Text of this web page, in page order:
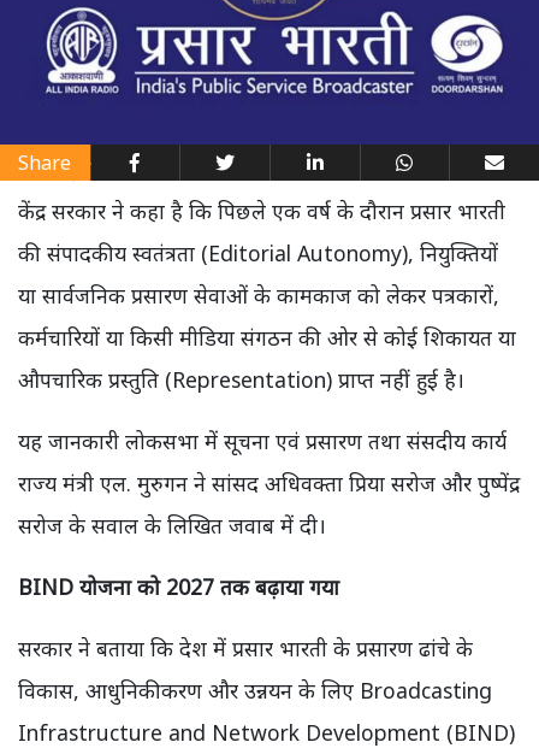
Share
केंद्र सरकार ने कहा है कि पिछले एक वर्ष के दौरान प्रसार भारती
की संपादकीय स्वतंत्रता (Editorial Autonomy), नियुक्तियों
या सार्वजनिक प्रसारण सेवाओं के कामकाज को लेकर पत्रकारों,
कर्मचारियों या किसी मीडिया संगठन की ओर से कोई शिकायत या
औपचारिक प्रस्तुति (Representation) प्राप्त नहीं हुई है।
यह जानकारी लोकसभा में सूचना एवं प्रसारण तथा संसदीय कार्य
राज्य मंत्री एल. मुरुगन ने सांसद अधिवक्ता प्रिया सरोज और पुष्पेंद्र
सरोज के सवाल के लिखित जवाब में दी।
BIND योजना को 2027 तक बढ़ाया गया
सरकार ने बताया कि देश में प्रसार भारती के प्रसारण ढांचे के
विकास, आधुनिकीकरण और उन्नयन के लिए Broadcasting
Infrastructure and Network Development (BIND)